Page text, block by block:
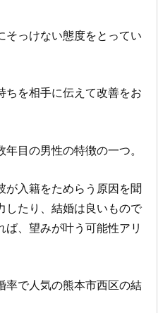
そっけない態度をとってい
ちを相手に伝えて改善をお
年目の男性の特徴の一つ。
が入籍をためらう原因を聞
したり、結婚は良いもので
、望みが叶う可能性アリ
率で人気の熊本市西区の結